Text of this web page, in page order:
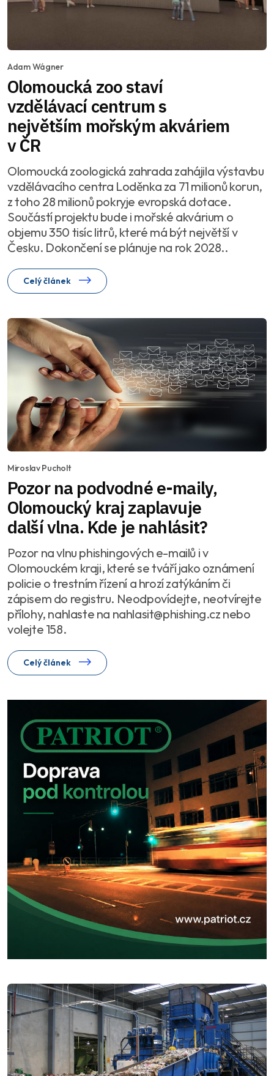
Adam Wágner
Olomoucká zoo staví
vzdělávací centrum s
největším mořským akváriem
v ČR
Olomoucká zoologická zahrada zahájila výstavbu
vzdělávacího centra Loděnka za 71 milionů korun,
z toho 28 milionů pokryje evropská dotace.
Součástí projektu bude i mořské akvárium o
objemu 350 tisíc litrů, které má být největší v
Česku. Dokončení se plánuje na rok 2028..
Celý článek
Miroslav Pucholt
Pozor na podvodné e-maily,
Olomoucký kraj zaplavuje
další vlna. Kde je nahlásit?
Pozor na vlnu phishingových e-mailů i v
Olomouckém kraji, které se tváří jako oznámení
policie o trestním řízení a hrozí zatýkáním či
zápisem do registru. Neodpovídejte, neotvírejte
přílohy, nahlaste na nahlasit@phishing.cz nebo
volejte 158.
Celý článek